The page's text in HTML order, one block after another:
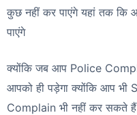
कुछ नहीं कर पाएंगे यहां तक
पाएंगे
क्योंकि जब आप Police
आपको ही पड़ेगा क्योंकि आप
Complain भी नहीं कर सकते हैं